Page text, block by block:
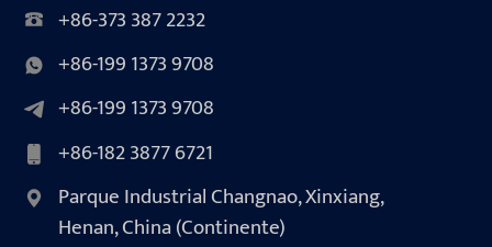
+86-373 387 2232
+86-199 1373 9708
+86-199 1373 9708
+86-182 3877 6721
Parque Industrial Changnao, Xinxiang,
Henan, China (Continente)